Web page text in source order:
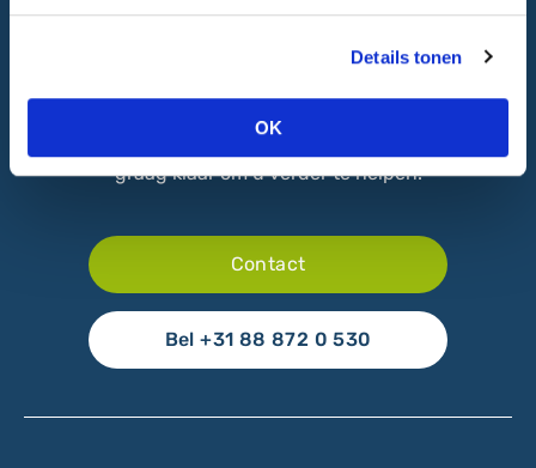
Details tonen
OK
Direct contact
Bent u enthousiast geworden en heeft u wensen op
graag klaar om u verder te helpen.
Contact
Bel +31 88 872 0 530